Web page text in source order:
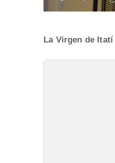
La Virgen de Itatí